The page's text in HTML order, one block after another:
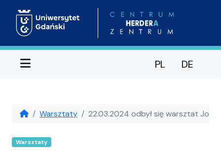
Menu PL DE
Warsztaty 22.03.2024 odbył się warsztat
Warsztaty